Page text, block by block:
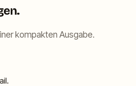
kompakten Ausgabe.